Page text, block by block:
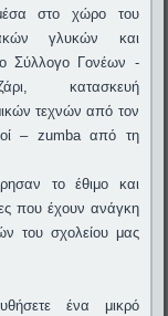
στο χώρο του
γλυκών και
Σύλλογο Γονέων -
κατασκευή
τεχνών από τον
– zumba από τη
το έθιμο και
που έχουν ανάγκη
του σχολείου μας
ένα μικρό